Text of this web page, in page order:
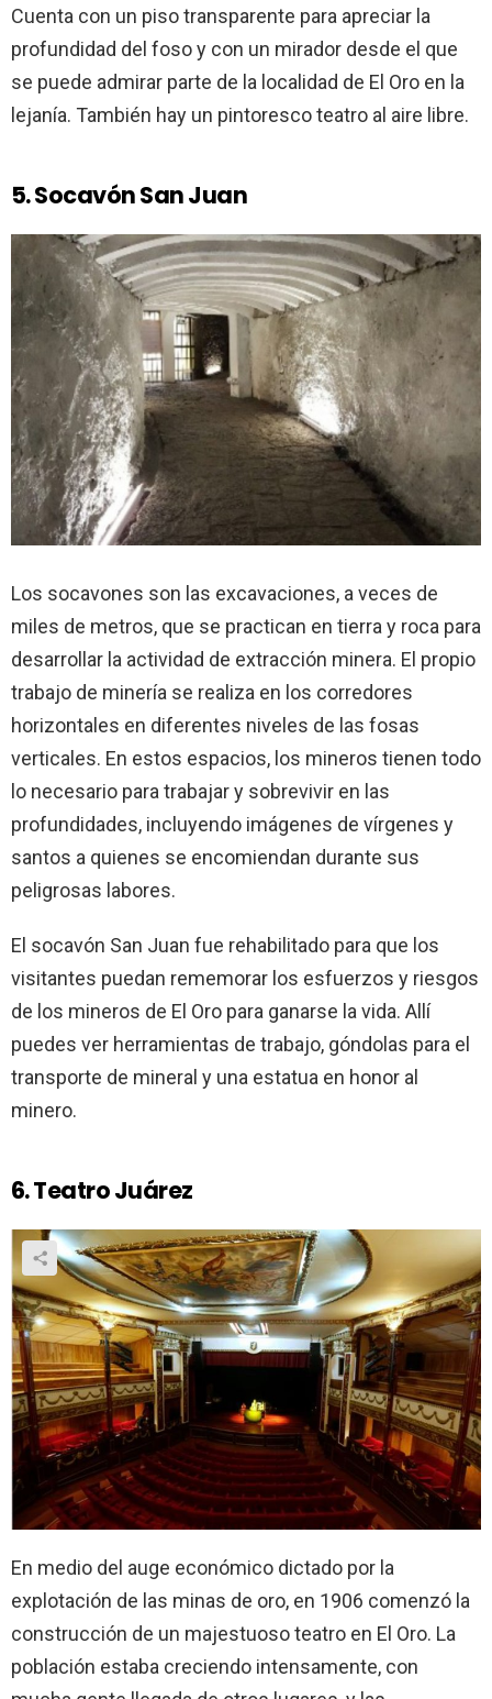
Cuenta con un piso transparente para apreciar la
profundidad del foso y con un mirador desde el que
se puede admirar parte de la localidad de El Oro en la
lejanía. También hay un pintoresco teatro al aire libre.
5. Socavón San Juan
Los socavones son las excavaciones, a veces de
miles de metros, que se practican en tierra y roca para
desarrollar la actividad de extracción minera. El propio
trabajo de minería se realiza en los corredores
horizontales en diferentes niveles de las fosas
verticales. En estos espacios, los mineros tienen todo
lo necesario para trabajar y sobrevivir en las
profundidades, incluyendo imágenes de vírgenes y
santos a quienes se encomiendan durante sus
peligrosas labores.
El socavón San Juan fue rehabilitado para que los
visitantes puedan rememorar los esfuerzos y riesgos
de los mineros de El Oro para ganarse la vida. Allí
puedes ver herramientas de trabajo, góndolas para el
transporte de mineral y una estatua en honor al
minero.
6. Teatro Juárez
En medio del auge económico dictado por la
explotación de las minas de oro, en 1906 comenzó la
construcción de un majestuoso teatro en El Oro. La
población estaba creciendo intensamente, con